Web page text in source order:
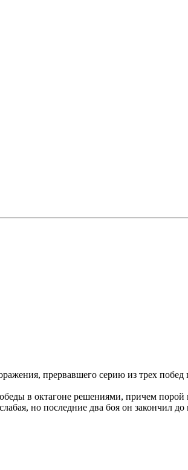
прервавшего серию из трех
в октагоне решениями, причем
но последние два боя он закончил